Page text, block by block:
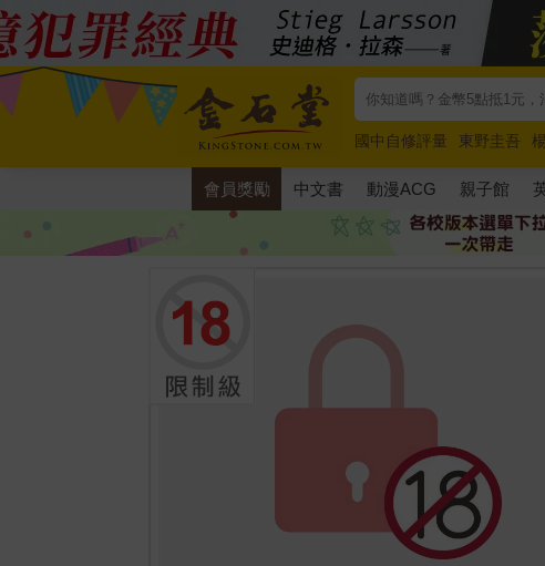
國中自修評量 東野圭吾
唯紅花綻放
奧德賽 路邊
會員獎勵 中文書 動漫ACG 親子館